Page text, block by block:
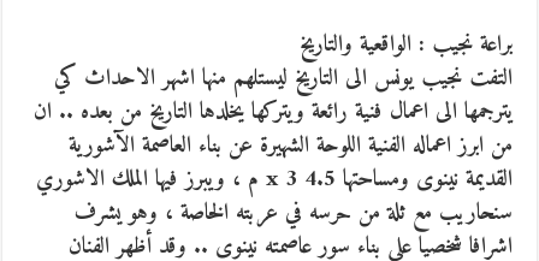
براعة نجيب : الواقعية والتاريخ
التفت نجيب يونس الى التاريخ ليستلهم منها اشهر الاحداث كي
يترجمها الى اعمال فنية رائعة ويتركها يخلدها التاريخ من بعده .. ان
من ابرز اعماله الفنية اللوحة الشهيرة عن بناء العاصمة الآشورية
القديمة نينوى ومساحتها 4.5 x 3 م ، ويبرز فيها الملك الاشوري
سنحاريب مع ثلة من حرسه في عربته الخاصة ، وهو يشرف
اشرافا شخصيا على بناء سور عاصمته نينوى .. وقد أظهر الفنان